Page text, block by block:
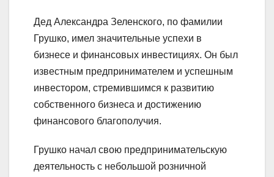
Дед Александра Зеленского, по фамилии
Грушко, имел значительные успехи в
бизнесе и финансовых инвестициях. Он был
известным предпринимателем и успешным
инвестором, стремившимся к развитию
собственного бизнеса и достижению
финансового благополучия.
Грушко начал свою предпринимательскую
деятельность с небольшой розничной